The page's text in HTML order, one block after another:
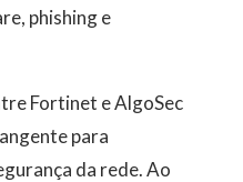
phishing e
Fortinet e AlgoSec
para
da rede. Ao